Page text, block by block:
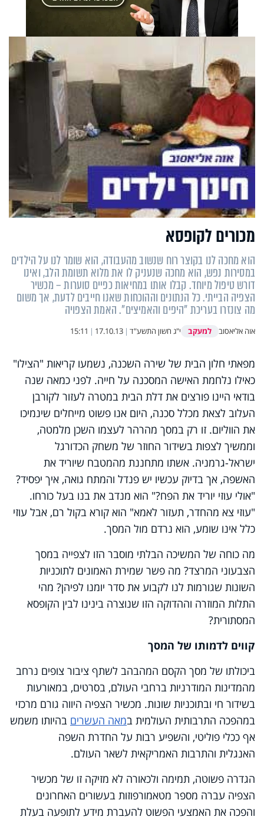
מכורים לקופסא
הוא מחכה לנו בקוצר רוח שנשוב מהעבודה, הוא שומר לנו על הילדים
במסירות נפש, הוא מחכה שנעניק לו את מלוא תשומת הלב, ואינו
דורש טיפול מיוחד. קבלו אותו במחיאות כפיים סוערות – מכשיר
הצפיה הבייתי. כל הנתונים וההוכחות שאנו חייבים לדעת, אך משום
מה צונזרו בעריכת "היפים והאמיצים". האמת הצפויה
אוה אליאסוב למעקב י"ג חשון התשע"ד |
17.10.13
|
15:11
מפאתי חלון הבית של שירה השכנה, נשמעו קריאות "הצילו"
כאילו נלחמת האישה המסכנה על חייה. לפני כמאה שנה
בודאי היינו פורצים את דלת הבית במטרה לעזור לקורבן
העלוב לצאת מכלל סכנה, היום אנו פשוט מייחלים שינמיכו
את הווליום. זו רק במסך מהרהר לעצמו השכן מלמטה,
וממשיך לצפות בשידור החוזר של משחק הכדורגל
ישראל-גרמניה. אשתו מתחננת מהמטבח שיוריד את
האשפה, אך בדיוק עכשיו יש פנדל והמתח גואה, איך יפסיד?
"אולי עוזי יוריד את הפח?" הוא מנדב את בנו בעל כורחו.
"עוזי צא מהחדר, תעזור לאמא" הוא קורא בקול רם, אבל עוזי
כלל אינו שומע, הוא נרדם מול המסך.
מה כוחה של המשיכה הבלתי מוסבר הזו לצפייה במסך
הצבעוני המרצד? מה פשר שמירת האמונים לתוכניות
השונות שגורמות לנו לקבוע את סדר יומנו לפיהן? מהי
התלות המוזרה וההדוקה הזו שנוצרה בינינו לבין הקופסא
המסתורית?
קווים לדמותו של המסך
ביכולתו של מסך הקסם המהבהב לשתף ציבור צופים נרחב
מהמדינות המודרניות ברחבי העולם, בסרטים, במאורעות
בשידור חי ובתוכניות שונות. מכשיר הצפיה היווה גורם מרכזי
במהפכה התרבותית העולמית במאה העשרים בהיותו משמש
אף ככלי פוליטי, והשפיע רבות על החדרת השפה
האנגלית והתרבות האמריקאית לשאר העולם.
הגדרה פשוטה, תמימה ולכאורה לא מזיקה זו של מכשיר
הצפיה עברה מספר מטאמורפוזות בעשורים האחרונים
והפכה את האמצעי הפשוט להעברת מידע לתופעה בעלת